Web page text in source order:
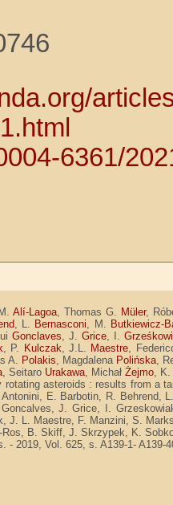
6361/
Alí-Lagoa, Thomas G. Müler,
, L. Bernasconi, M. Butkiewicz-
Gonclaves, J.Grice, I.
, P. Kulczak, J.L. Maestre,
A. Polakis, Magdalena Polińska,
, Seitaro Urakawa, MichałŻejmo,
rotating asteroids : results from a
E. Barbotin, R.
J. Grice, I.
J. L. Maestre, F. Manzini, S.
Ros, B. Skiff, J. Skrzypek, K.
- 2019, Vol. 625, s. A139-1- A139-